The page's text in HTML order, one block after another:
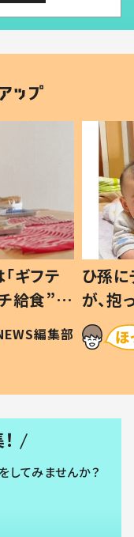
ギフテ
給食”を
和の親
編集部
ひ孫
が、
「涙が
い」
してみませんか？